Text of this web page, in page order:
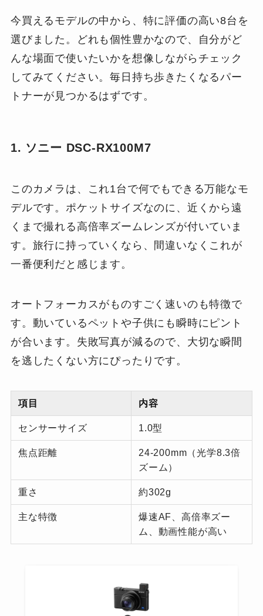
今買えるモデルの中から、特に評価の高い8台を
選びました。どれも個性豊かなので、自分がど
んな場面で使いたいかを想像しながらチェック
してみてください。毎日持ち歩きたくなるパー
トナーが見つかるはずです。
1. ソニー DSC-RX100M7
このカメラは、これ1台で何でもできる万能なモ
デルです。ポケットサイズなのに、近くから遠
くまで撮れる高倍率ズームレンズが付いていま
す。旅行に持っていくなら、間違いなくこれが
一番便利だと感じます。
オートフォーカスがものすごく速いのも特徴で
す。動いているペットや子供にも瞬時にピント
が合います。失敗写真が減るので、大切な瞬間
を逃したくない方にぴったりです。
項目 内容
センサーサイズ 1.0型
焦点距離
24-200mm（光学8.3倍
ズーム）
重さ 約302g
主な特徴
爆速AF、高倍率ズー
ム、動画性能が高い